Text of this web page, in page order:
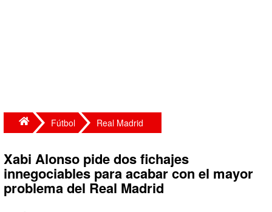
Fútbol Real Madrid
Xabi Alonso pide dos fichajes
innegociables para acabar con el mayor
problema del Real Madrid